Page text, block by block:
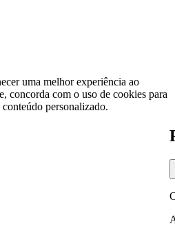
uma melhor experiência ao
concorda com o uso de cookies para
personalizado.